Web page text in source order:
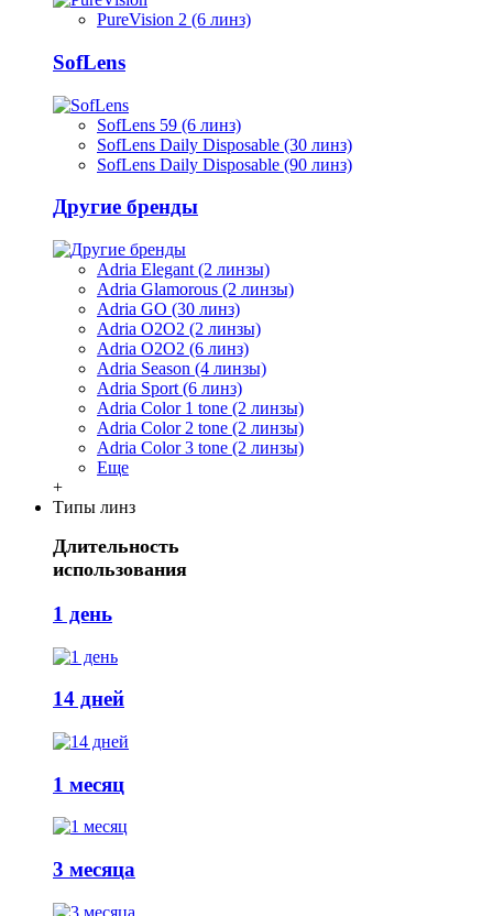
PureVision 2 (6 линз)
SofLens
SofLens 59 (6 линз)
SofLens Daily Disposable (30 линз)
SofLens Daily Disposable (90 линз)
Другие бренды
Adria Elegant (2 линзы)
Adria Glamorous (2 линзы)
Adria GO (30 линз)
Adria O2O2 (2 линзы)
Adria O2O2 (6 линз)
Adria Season (4 линзы)
Adria Sport (6 линз)
Adria Сolor 1 tone (2 линзы)
Adria Сolor 2 tone (2 линзы)
Adria Сolor 3 tone (2 линзы)
Еще
+
Типы линз
Длительность
использования
1 день
14 дней
1 месяц
3 месяца